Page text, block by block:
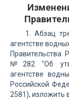
1. Абзац
агентстве
Правительства
№282 "Об
агентстве
Российской
2581), изложить